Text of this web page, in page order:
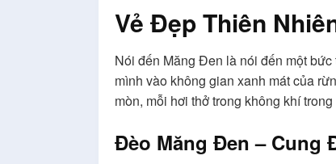
Vẻ Đẹp Thiên
Nói đến Măng Đen là nói đến một
mình vào không gian xanh mát của
mòn, mỗi hơi thở trong không khí
Đèo Măng Đen – Cung